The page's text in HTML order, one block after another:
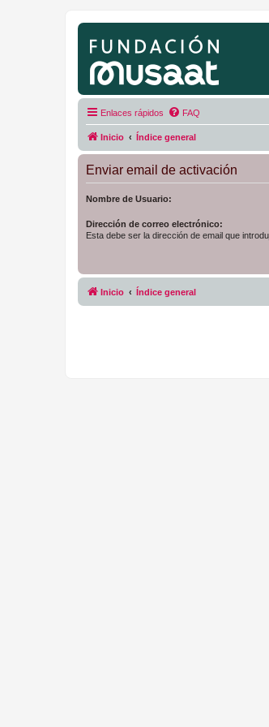
Enlaces rápidos FAQ
Inicio Índice general
Enviar email de activación
Nombre de Usuario:
Dirección de correo electrónico:
Esta debe ser la dirección de email que
Inicio Índice general